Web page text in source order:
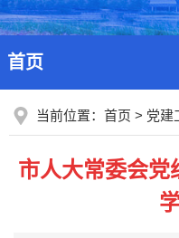
首页
当前位置： 首页 > 党建
市人大常委会党